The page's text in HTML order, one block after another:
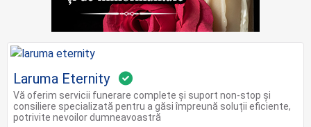
Laruma Eternity
Vă oferim servicii funerare complete şi suport non-stop şi
consiliere specializată pentru a găsi împreună soluții eficiente,
potrivite nevoilor dumneavoastră